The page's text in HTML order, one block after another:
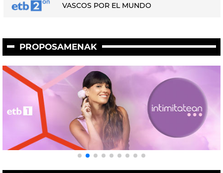
VASCOS POR EL MUNDO
PROPOSAMENAK